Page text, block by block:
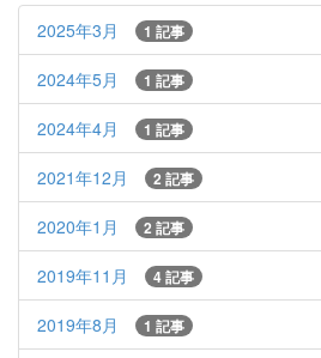
2025年3月 1 記事
2024年5月 1 記事
2024年4月 1 記事
2021年12月 2 記事
2020年1月 2 記事
2019年11月 4 記事
2019年8月 1 記事